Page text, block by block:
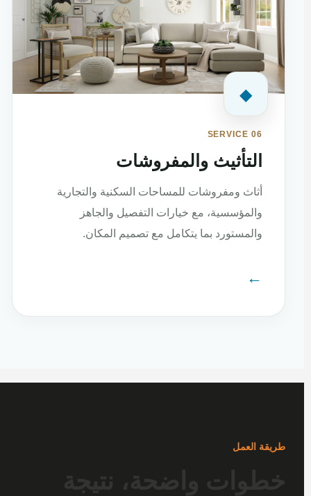
◆
SERVICE 06
التأثيث والمفروشات
أثاث ومفروشات للمساحات السكنية والتجارية
والمؤسسية، مع خيارات التفصيل والجاهز
والمستورد بما يتكامل مع تصميم المكان.
←
طريقة العمل
خطوات واضحة، نتيجة